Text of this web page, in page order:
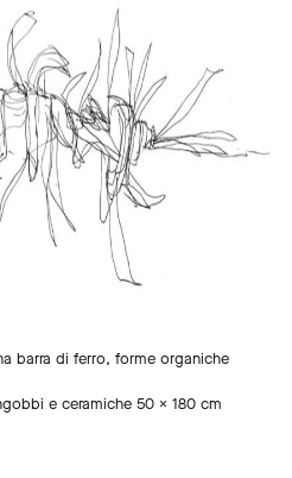
barra di ferro, forme organiche
e ceramiche 50 x 180 cm